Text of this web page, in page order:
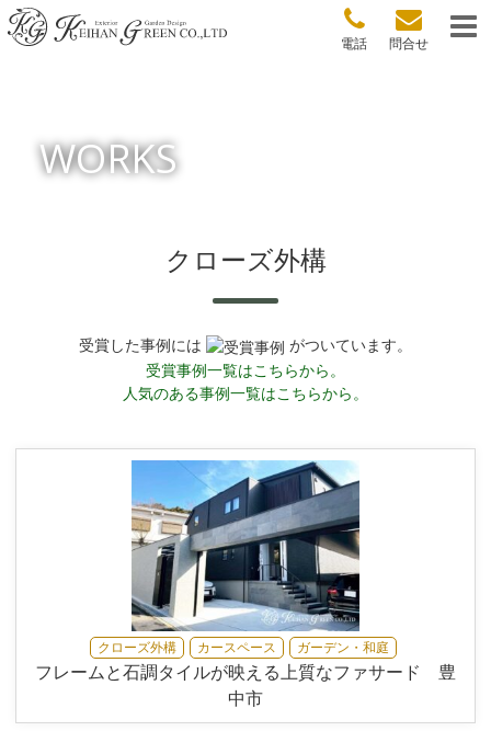
問合せ
電話
WORKS
クローズ外構
受賞した事例には
がついています。
受賞事例一覧はこちらから。
人気のある事例一覧はこちらから。
クローズ外構 カースペース ガーデン・和庭
フレームと石調タイルが映える上質なファサード 豊
中市